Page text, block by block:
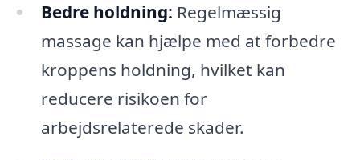
Bedre holdning: Regelmæssig
massage kan hjælpe med at forbedre
kroppens holdning, hvilket kan
reducere risikoen for
arbejdsrelaterede skader.